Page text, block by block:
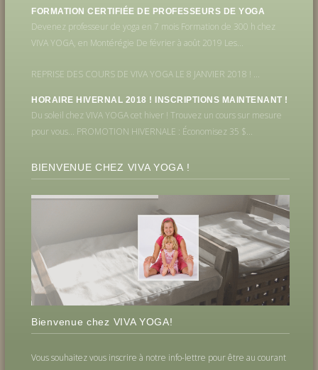
FORMATION CERTIFIÉE DE PROFESSEURS DE YOGA
Devenez professeur de yoga en 7 mois Formation de 300 h chez
VIVA YOGA, en Montérégie De février à août 2019 Les...
REPRISE DES COURS DE VIVA YOGA LE 8 JANVIER 2018 ! ...
HORAIRE HIVERNAL 2018 ! INSCRIPTIONS MAINTENANT !
Du soleil chez VIVA YOGA cet hiver ! Trouvez un cours sur mesure
pour vous... PROMOTION HIVERNALE : Économisez 35 $...
BIENVENUE CHEZ VIVA YOGA !
Bienvenue chez VIVA YOGA!
Vous souhaitez vous inscrire à notre info-lettre pour être au courant